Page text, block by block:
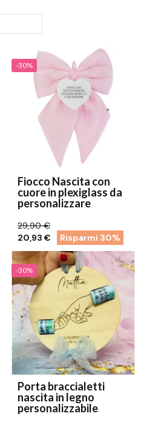
-30%
Fiocco Nascita con
cuore in plexiglass da
personalizzare
29,90 €
20,93 €
Risparmi 30%
-30%
Porta braccialetti
nascita in legno
personalizzabile